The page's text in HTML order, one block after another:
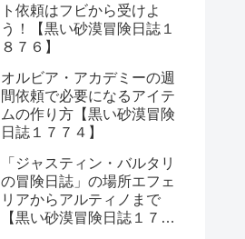
ト依頼はフビから受けよ
う！【黒い砂漠冒険日誌１
８７６】
オルビア・アカデミーの週
間依頼で必要になるアイテ
ムの作り方【黒い砂漠冒険
日誌１７７４】
「ジャスティン・バルタリ
の冒険日誌」の場所エフェ
リアからアルティノまで
【黒い砂漠冒険日誌１７０